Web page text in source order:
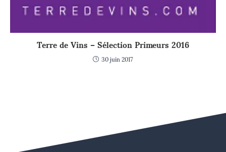
Terre de Vins – Sélection Primeurs 2016
30 juin 2017